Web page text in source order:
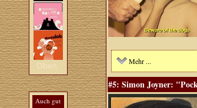
Oben
Auch gut
Mehr ...
#5: Simon Joyner: